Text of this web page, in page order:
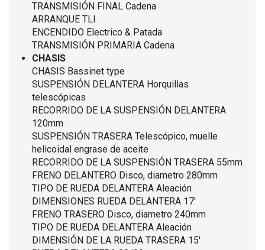
TRANSMISIÓN FINAL Cadena
ARRANQUE TLI
ENCENDIDO Electrico & Patada
TRANSMISIÓN PRIMARIA Cadena
CHASIS
CHASIS Bassinet type
SUSPENSIÓN DELANTERA Horquillas
telescópicas
RECORRIDO DE LA SUSPENSIÓN DELANTERA
120mm
SUSPENSIÓN TRASERA Telescópico, muelle
helicoidal engrase de aceite
RECORRIDO DE LA SUSPENSIÓN TRASERA 55mm
FRENO DELANTERO Disco, diametro 280mm
TIPO DE RUEDA DELANTERA Aleación
DIMENSIONES RUEDA DELANTERA 17'
FRENO TRASERO Disco, diametro 240mm
TIPO DE RUEDA DELANTERA Aleación
DIMENSIÓN DE LA RUEDA TRASERA 15'